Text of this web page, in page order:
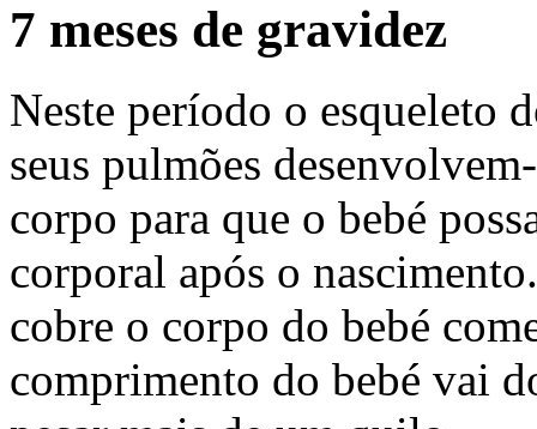
7 meses de gravidez
Neste período o esqueleto
seus pulmões
corpo para que o bebé
corporal após o
cobre o corpo do bebé
comprimento do bebé vai